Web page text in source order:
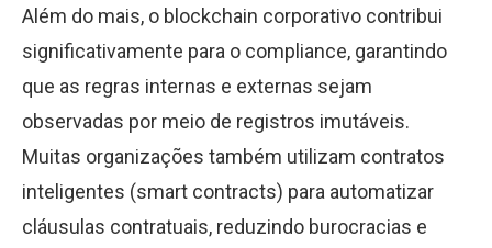
Além do mais, o blockchain corporativo contribui
significativamente para o compliance, garantindo
que as regras internas e externas sejam
observadas por meio de registros imutáveis.
Muitas organizações também utilizam contratos
inteligentes (smart contracts) para automatizar
cláusulas contratuais, reduzindo burocracias e